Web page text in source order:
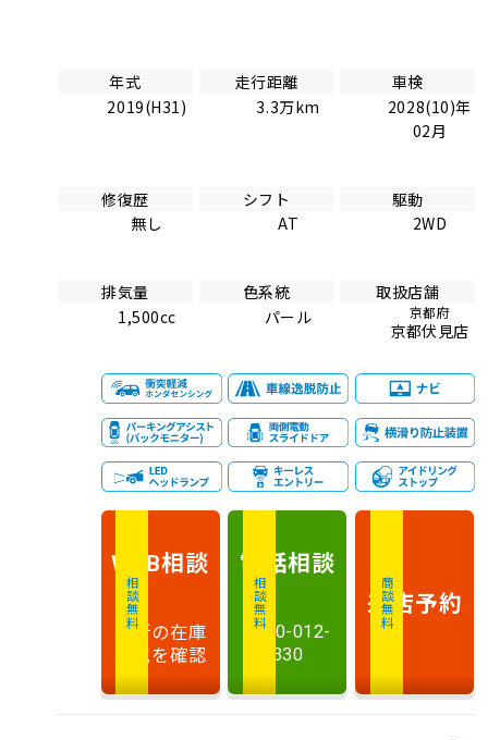
年式
2019(H31)
走行距離
3.3万km
車検
2028(10)年
02月
修復歴
無し
シフト
AT
駆動
2WD
排気量
1,500cc
色系統
パール
取扱店舗
京都府
京都伏見店
相談無料
WEB相談
最新の在庫
状況を確認
相談無料
電話相談
0120-012-
330
商談無料
来店予約